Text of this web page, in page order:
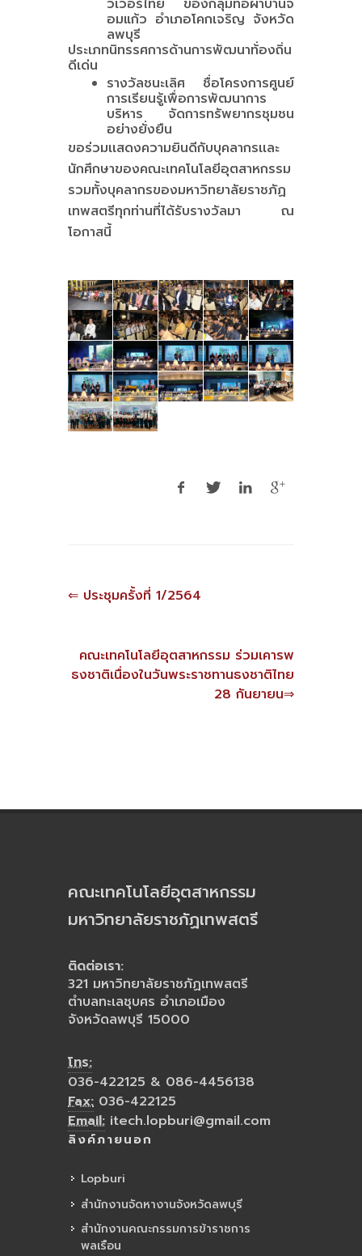
วเวอร์ไทย ของกลุ่มทอผ้าบ้านจ
อมแก้ว อำเภอโคกเจริญ จังหวัด
ลพบุรี
ประเภทนิทรรศการด้านการพัฒนาท้่องถิ่น
ดีเด่น
รางวัลชนะเลิศ ชื่อโครงการศูนย์
การเรียนรู้เพื่อการพัฒนาการ
บริหาร จัดการทรัพยากรชุมชน
อย่างยั่งยืน
ขอร่วมเเสดงความยินดีกับบุคลากรเเละ
นักศึกษาของคณะเทคโนโลยีอุตสาหกรรม
รวมทั้งบุคลากรของมหาวิทยาลัยราชภัฏ
เทพสตรีทุกท่านที่ได้รับรางวัลมา ณ
โอกาสนี้
⇐ ประชุมครั้งที่ 1/2564
คณะเทคโนโลยีอุตสาหกรรม ร่วมเคารพ
ธงชาติเนื่องในวันพระราชทานธงชาติไทย
28 กันยายน⇒
คณะเทคโนโลยีอุตสาหกรรม
มหาวิทยาลัยราชภัฏเทพสตรี
ติดต่อเรา:
321 มหาวิทยาลัยราชภัฏเทพสตรี
ตำบลทะเลชุบศร อำเภอเมือง
จังหวัดลพบุรี 15000
โทร:
036-422125 & 086-4456138
Fax: 036-422125
Email: itech.lopburi@gmail.com
ลิงค์ภายนอก
Lopburi
สำนักงานจัดหางานจังหวัดลพบุรี
สำนักงานคณะกรรมการข้าราชการ
พลเรือน